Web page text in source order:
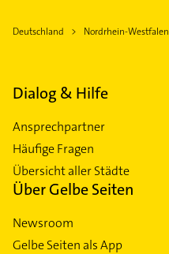
Deutschland Nordrhein-Westfalen
Dialog & Hilfe
Ansprechpartner
Häufige Fragen
Übersicht aller Städte
Über Gelbe Seiten
Newsroom
Gelbe Seiten als App